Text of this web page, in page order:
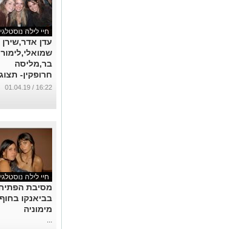
חיי לילה
עדן אדר,שירן
שמואלי,לימור
בר,מליסה
חרופקין-
אופנה
16:22 / 01.04.19
חיי לילה
מסיבת
בביאנקו בחוף
מימוניה
...